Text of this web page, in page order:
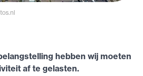
hebben wij moeten
af te gelasten.